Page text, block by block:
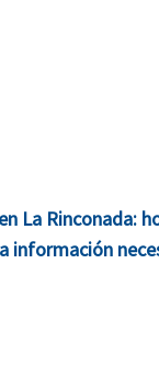
La Rinconada:
información